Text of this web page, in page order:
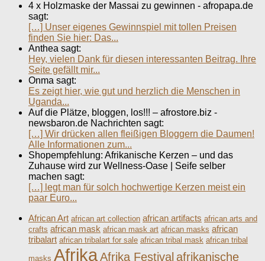
4 x Holzmaske der Massai zu gewinnen - afropapa.de
sagt:
[…] Unser eigenes Gewinnspiel mit tollen Preisen
finden Sie hier: Das...
Anthea sagt:
Hey, vielen Dank für diesen interessanten Beitrag. Ihre
Seite gefällt mir...
Onma sagt:
Es zeigt hier, wie gut und herzlich die Menschen in
Uganda...
Auf die Plätze, bloggen, los!!! – afrostore.biz -
newsbaron.de Nachrichten sagt:
[…] Wir drücken allen fleißigen Bloggern die Daumen!
Alle Informationen zum...
Shopempfehlung: Afrikanische Kerzen – und das
Zuhause wird zur Wellness-Oase | Seife selber
machen sagt:
[…] legt man für solch hochwertige Kerzen meist ein
paar Euro...
African Art african art collection african artifacts african arts and
crafts african mask african mask art african masks african
tribalart african tribalart for sale african tribal mask african tribal
masks AfrikaAfrika Festival afrikanische